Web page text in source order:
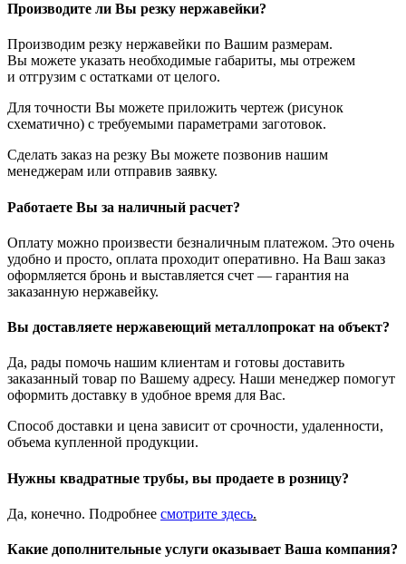
Производите ли Вы резку нержавейки?
Производим резку нержавейки по Вашим размерам.
Вы можете указать необходимые габариты, мы отрежем
и отгрузим с остатками от целого.
Для точности Вы можете приложить чертеж (рисунок
схематично) с требуемыми параметрами заготовок.
Сделать заказ на резку Вы можете позвонив нашим
менеджерам или отправив заявку.
Работаете Вы за наличный расчет?
Оплату можно произвести безналичным платежом. Это очень
удобно и просто, оплата проходит оперативно. На Ваш заказ
оформляется бронь и выставляется счет — гарантия на
заказанную нержавейку.
Вы доставляете нержавеющий металлопрокат на объект?
Да, рады помочь нашим клиентам и готовы доставить
заказанный товар по Вашему адресу. Наши менеджер помогут
оформить доставку в удобное время для Вас.
Способ доставки и цена зависит от срочности, удаленности,
объема купленной продукции.
Нужны квадратные трубы, вы продаете в розницу?
Да, конечно. Подробнее смотрите здесь.
Какие дополнительные услуги оказывает Ваша компания?